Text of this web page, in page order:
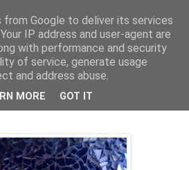
from Google to deliver its services
IP address and user-agent are
with performance and security
of service, generate usage
and address abuse.
MORE GOT IT